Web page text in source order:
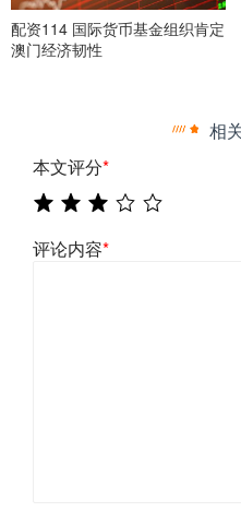
配资114 国际货币基金组织肯定
澳门经济韧性
相
本文评分*
评论内容*